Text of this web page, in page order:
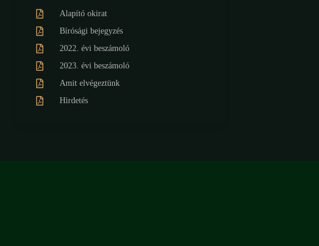
Alapító okirat
Bírósági bejegyzés
2022. évi beszámoló
2023. évi beszámoló
Amit elvégeztünk
Hirdetés